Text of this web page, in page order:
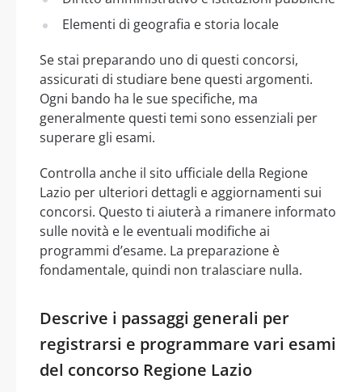
Elementi di geografia e storia locale
Se stai preparando uno di questi concorsi,
assicurati di studiare bene questi argomenti.
Ogni bando ha le sue specifiche, ma
generalmente questi temi sono essenziali per
superare gli esami.
Controlla anche il sito ufficiale della Regione
Lazio per ulteriori dettagli e aggiornamenti sui
concorsi. Questo ti aiuterà a rimanere informato
sulle novità e le eventuali modifiche ai
programmi d’esame. La preparazione è
fondamentale, quindi non tralasciare nulla.
Descrive i passaggi generali per
registrarsi e programmare vari esami
del concorso Regione Lazio